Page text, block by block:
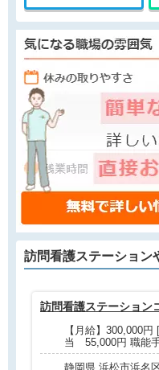
訪問看護ステーション
訪問看護ステーション
【月給】300,000
当 55,000円 職能
静岡県 浜松市浜名